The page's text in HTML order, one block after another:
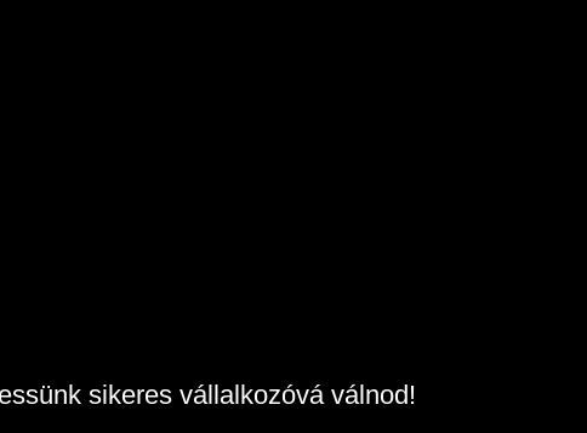
sikeres vállalkozóvá válnod!